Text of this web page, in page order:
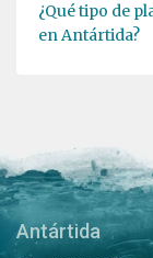
¿Qué tipo de
en Antártida?
Antártida